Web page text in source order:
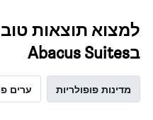
למצוא תוצאות
בAbacus Suites
מדינות פופולריות ערים